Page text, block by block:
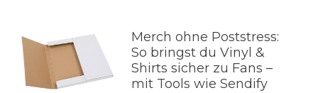
Merch ohne Poststress:
So bringst du Vinyl &
Shirts sicher zu Fans –
mit Tools wie Sendify